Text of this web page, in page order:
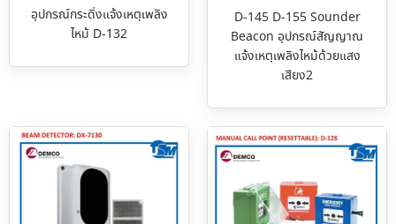
อุปกรณ์กระดิ่งแจ้งเหตุเพลิง
ไหม้ D-132
D-145 D-155 Sounder
Beacon อุปกรณ์สัญญาณ
แจ้งเหตุเพลิงไหม้ด้วยแสง
เสียง2